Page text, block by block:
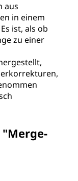
aus
in einem
ist, als ob
zu einer
"Merge-